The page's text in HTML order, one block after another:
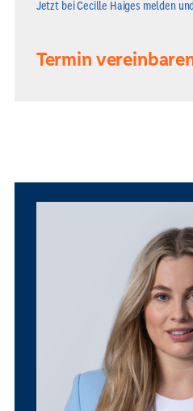
Jetzt bei Cecille Haiges melden
Termin